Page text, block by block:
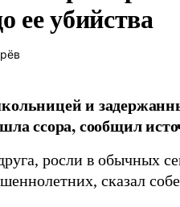
ее убийства
и
ссора, сообщил
росли в обычных
сказал